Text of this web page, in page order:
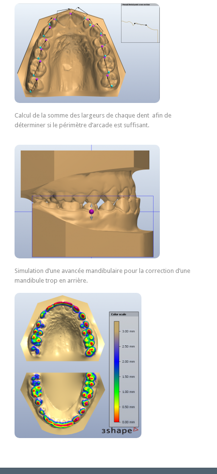
Calcul de la somme des largeurs de chaque dent afin de
déterminer si le périmètre d’arcade est suffisant.
Simulation d’une avancée mandibulaire pour la correction d’une
mandibule trop en arrière.